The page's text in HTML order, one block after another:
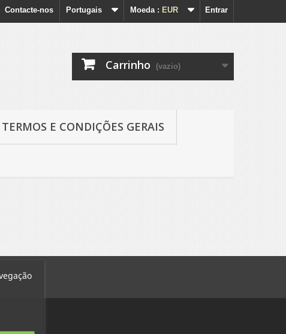
Entrar
Moeda : EUR
Portugais
Contacte-nos
Carrinho (vazio)
TERMOS E CONDIÇÕES GERAIS